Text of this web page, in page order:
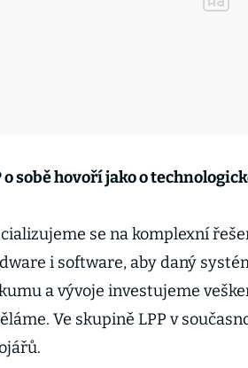
o sobě hovoří jako o
se na komplexní
i software, aby daný
a vývoje investujeme
Ve skupině LPP v